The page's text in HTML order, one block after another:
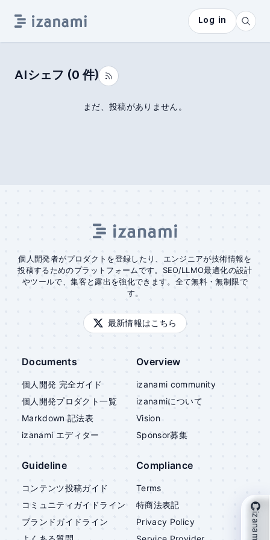
Log in
AIシェフ (0 件)
まだ、投稿がありません。
個人開発者がプロダクトを登録したり、エンジニアが技術情報を
投稿するためのプラットフォームです。SEO/LLMO最適化の設計
やツールで、集客と露出を強化できます。全て無料・無制限で
す。
最新情報はこちら
Documents
個人開発 完全ガイド
個人開発プロダクト一覧
Markdown 記法表
izanami エディター
Overview
izanami community
izanamiについて
Vision
Sponsor募集
Guideline
コンテンツ投稿ガイド
コミュニティガイドライン
ブランドガイドライン
Compliance
Terms
特商法表記
Privacy Policy